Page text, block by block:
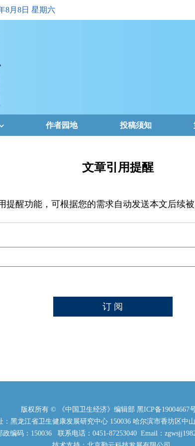
8月8日 星期六
作者园地 投稿须知
文章引用提醒
提醒功能，可根据您的需求自动发送本文后续
版权所有 © 《中国卫生经济》编辑部 黑ICP备19004667
：黑龙江省卫生健康发展研究中心 150036 哈尔滨市香坊区中
政编码：150036 联系电话：0451-87253040 Email：